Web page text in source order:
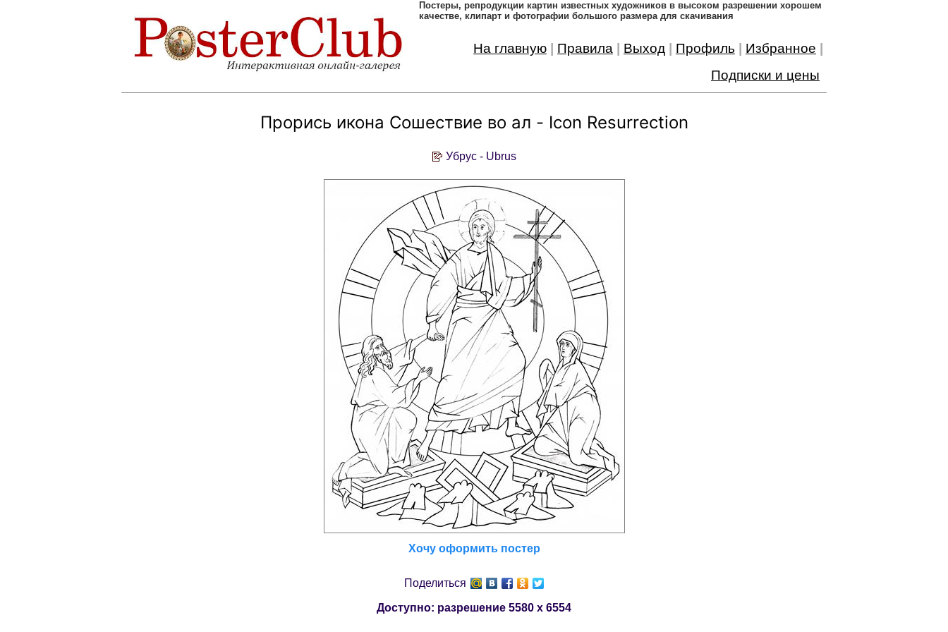
Постеры, pепродукции картин известных художников в высоком разрешении хорошем
качестве, клипарт и фотографии большого размера для скачивания
На главную Правила Выход Профиль Избранное
Подписки и цены
Прорись икона Сошествие во ал - Icon Resurrection
Убрус - Ubrus
Хочу оформить постер
Поделиться
Доступно: разрешение 5580 x 6554